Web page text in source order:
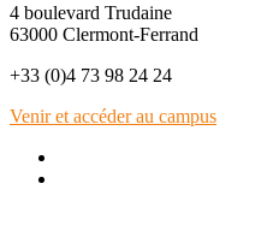
4 boulevard Trudaine
63000 Clermont-Ferrand
+33 (0)4 73 98 24 24
Venir et accéder au campus